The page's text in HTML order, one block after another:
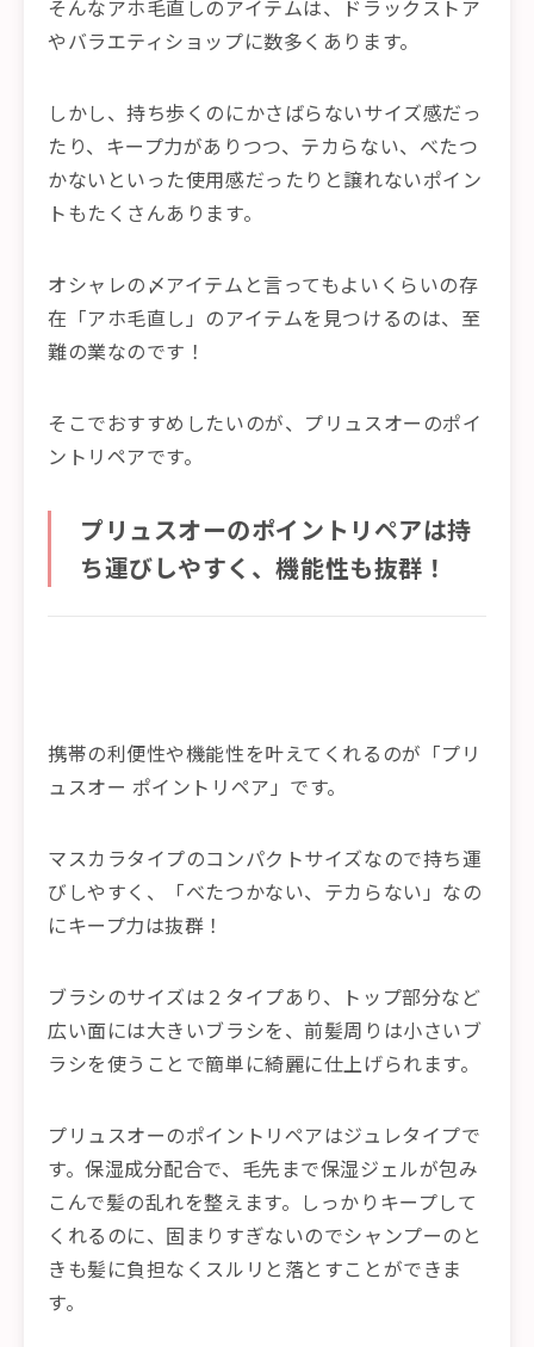
そんなアホ毛直しのアイテムは、ドラックストア
やバラエティショップに数多くあります。
しかし、持ち歩くのにかさばらないサイズ感だっ
たり、キープ力がありつつ、テカらない、べたつ
かないといった使用感だったりと譲れないポイン
トもたくさんあります。
オシャレの〆アイテムと言ってもよいくらいの存
在「アホ毛直し」のアイテムを見つけるのは、至
難の業なのです！
そこでおすすめしたいのが、プリュスオーのポイ
ントリペアです。
プリュスオーのポイントリペアは持
ち運びしやすく、機能性も抜群！
携帯の利便性や機能性を叶えてくれるのが「プリ
ュスオー ポイントリペア」です。
マスカラタイプのコンパクトサイズなので持ち運
びしやすく、「べたつかない、テカらない」なの
にキープ力は抜群！
ブラシのサイズは２タイプあり、トップ部分など
広い面には大きいブラシを、前髪周りは小さいブ
ラシを使うことで簡単に綺麗に仕上げられます。
プリュスオーのポイントリペアはジュレタイプで
す。保湿成分配合で、毛先まで保湿ジェルが包み
こんで髪の乱れを整えます。しっかりキープして
くれるのに、固まりすぎないのでシャンプーのと
きも髪に負担なくスルリと落とすことができま
す。